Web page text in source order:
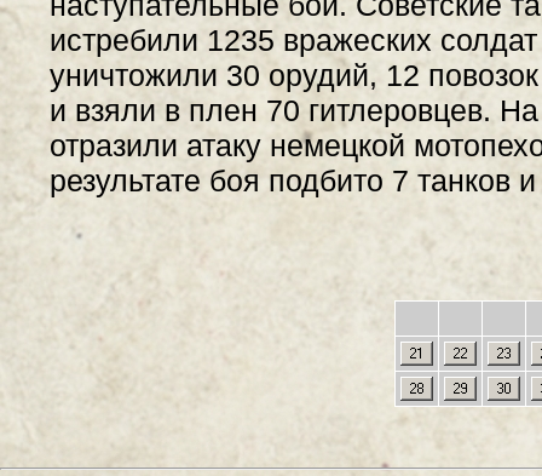
истребили 1235 вражеских
уничтожили 30 орудий, 12
и взяли в плен 70 гитлеровцев.
отразили атаку немецкой
результате боя подбито 7